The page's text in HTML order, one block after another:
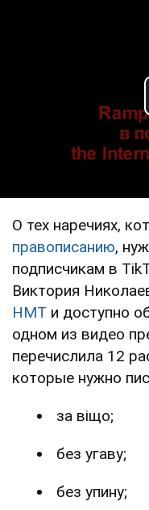
О тех наречиях,
правописанию,
подписчикам в
Виктория
НМТ и доступно
одном из видео
перечислила 12
которые нужно
за віщо;
без угаву;
без упину;